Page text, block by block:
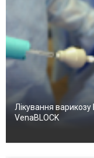
Лікування
VenaBLOCK